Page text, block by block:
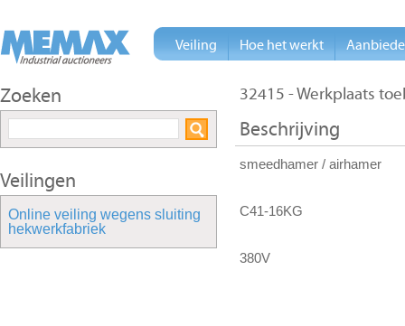
32415 - Werkplaats
Beschrijving
smeedhamer / airhamer
C41-16KG
380V
Zoeken
Veilingen
Online veiling wegens sluiting
hekwerkfabriek
Veiling Hoe het werkt